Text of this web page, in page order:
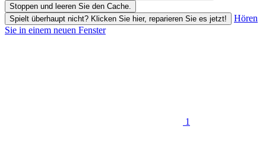
Stoppen und leeren Sie den Cache.
Spielt überhaupt nicht? Klicken Sie hier, reparieren Sie es jetzt!
Hören
Sie in einem neuen Fenster
1